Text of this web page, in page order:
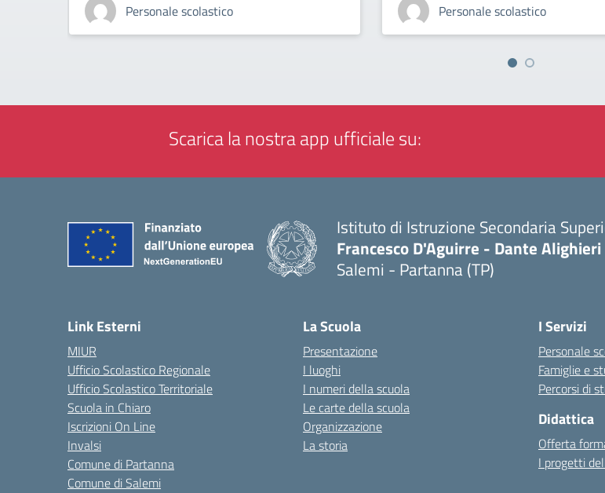
Personale scolastico Personale scolastico
Scarica la nostra app ufficiale su:
Istituto di Istruzione Secondaria
Francesco D'Aguirre - Dante Alighieri
Salemi - Partanna (TP)
Link Esterni
MIUR
Ufficio Scolastico Regionale
Ufficio Scolastico Territoriale
Scuola in Chiaro
Iscrizioni On Line
Invalsi
Comune di Partanna
Comune di Salemi
La Scuola
Presentazione
I luoghi
I numeri della scuola
Le carte della scuola
Organizzazione
La storia
I Servizi
Personale
Famiglie e
Percorsi di
Didattica
Offerta
I progetti